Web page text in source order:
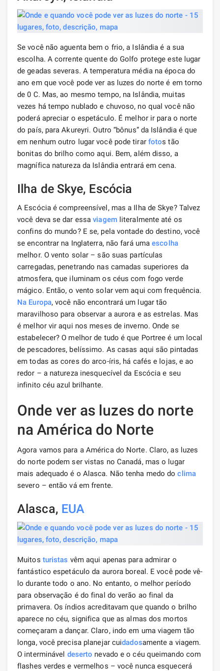
Se você não aguenta bem o frio, a Islândia é a sua
escolha. A corrente quente do Golfo protege este lugar
de geadas severas. A temperatura média na época do
ano em que você pode ver as luzes do norte é em torno
de 0 C. Mas, ao mesmo tempo, na Islândia, muitas
vezes há tempo nublado e chuvoso, no qual você não
poderá apreciar o espetáculo. É melhor ir para o norte
do país, para Akureyri. Outro “bônus” da Islândia é que
em nenhum outro lugar você pode tirar fotos tão
bonitas do brilho como aqui. Bem, além disso, a
magnífica natureza da Islândia entrará em cena.
Ilha de Skye, Escócia
A Escócia é compreensível, mas a Ilha de Skye? Talvez
você deva se dar essaviagemliteralmente até os
confins do mundo? E se, pela vontade do destino, você
se encontrar na Inglaterra, não fará umaescolha
melhor. O vento solar – são suas partículas
carregadas, penetrando nas camadas superiores da
atmosfera, que iluminam os céus com fogo verde
mágico. Então, o vento solar vem aqui com frequência.
Na Europa, você não encontrará um lugar tão
maravilhoso para observar a aurora e as estrelas. Mas
é melhor vir aqui nos meses de inverno. Onde se
estabelecer? O melhor de tudo é que Portree é um local
de pescadores, belíssimo. As casas aqui são pintadas
em todas as cores do arco-íris, há cafés e lojas, e ao
redor – a natureza inesquecível da Escócia e seu
infinito céu azul brilhante.
Onde ver as luzes do norte
na América do Norte
Agora vamos para a América do Norte. Claro, as luzes
do norte podem ser vistas no Canadá, mas o lugar
mais adequado é o Alasca. Não tenha medo doclima
severo – então vá em frente.
Alasca, EUA
Muitos turistas vêm aqui apenas para admirar o
fantástico espetáculo da aurora boreal. E você pode vê-
lo durante todo o ano. No entanto, o melhor período
para observação é do final do verão ao final da
primavera. Os índios acreditavam que quando o brilho
aparece no céu, significa que as almas dos mortos
começaram a dançar. Claro, indo em uma viagem tão
longa, você precisa planejar cuidadosamente a viagem.
O interminável deserto nevado e o céu queimando com
flashes verdes e vermelhos – você nunca esquecerá